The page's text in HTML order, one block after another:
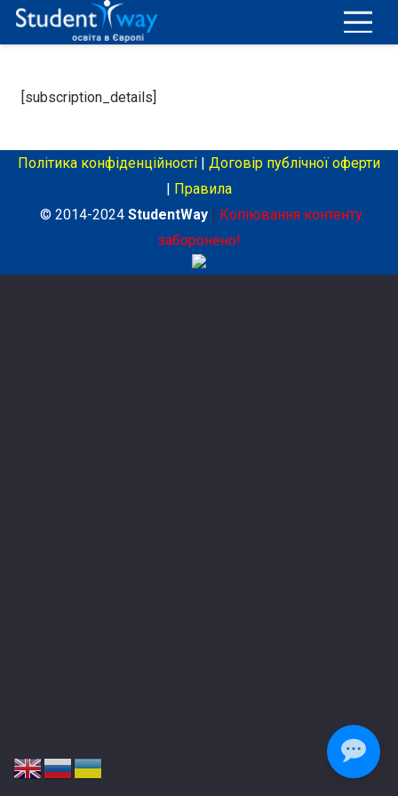
[subscription_details]
Політика конфіденційності | Договір публічної оферти
| Правила
© 2014-2024 StudentWay| Копіювання контенту
заборонено!